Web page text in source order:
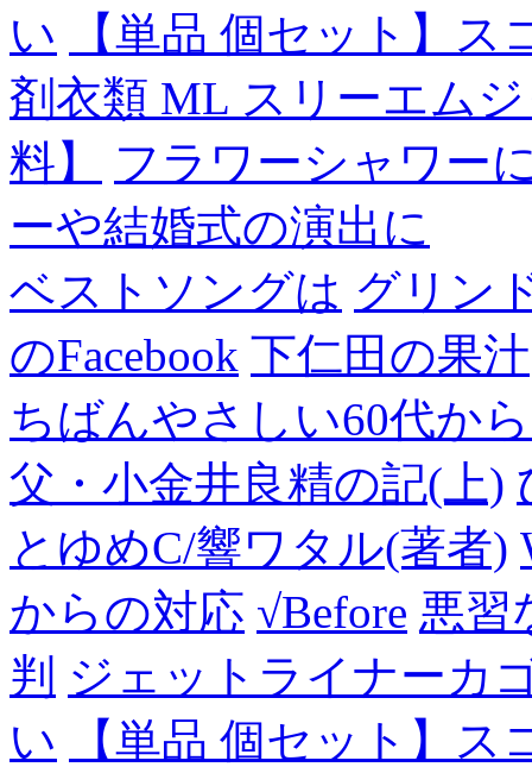
い
【単品 個セット】
剤衣類 ML スリーエム
料】
フラワーシャワー
ーや結婚式の演出に
ベストソングは グリン
のFacebook 下仁田の果汁
ちばんやさしい60代から
父・小金井良精の記(上)
とゆめC/響ワタル(著者)
からの対応 √Before 悪習
判 ジェットライナーカ
い
【単品 個セット】